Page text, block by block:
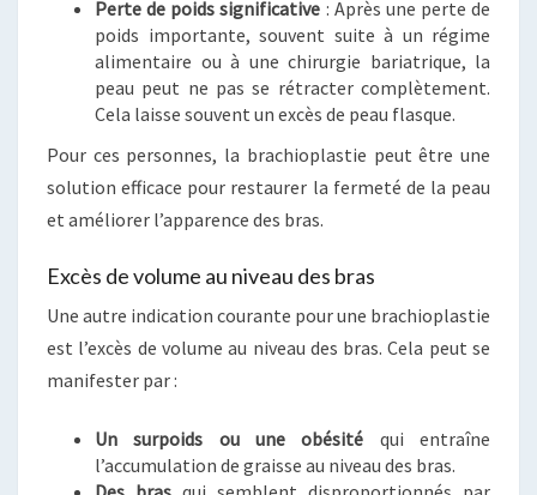
Perte de poids significative : Après une perte de
poids importante, souvent suite à un régime
alimentaire ou à une chirurgie bariatrique, la
peau peut ne pas se rétracter complètement.
Cela laisse souvent un excès de peau flasque.
Pour ces personnes, la brachioplastie peut être une
solution efficace pour restaurer la fermeté de la peau
et améliorer l’apparence des bras.
Excès de volume au niveau des bras
Une autre indication courante pour une brachioplastie
est l’excès de volume au niveau des bras. Cela peut se
manifester par :
Un surpoids ou une obésité qui entraîne
l’accumulation de graisse au niveau des bras.